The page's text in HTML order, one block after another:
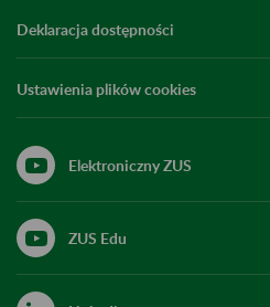
Deklaracja dostępności
Ustawienia plików cookies
Elektroniczny ZUS
ZUS Edu